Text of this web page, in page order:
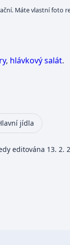
Máte vlastní foto
, hlávkový salát.
jídla
editována 13. 2.